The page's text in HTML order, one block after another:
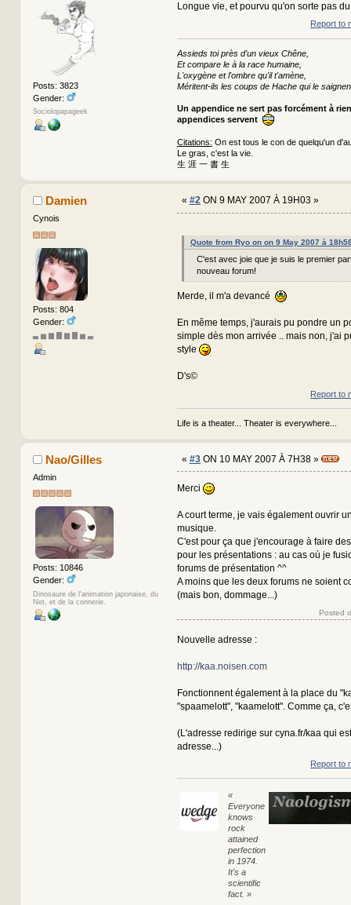
Posts: 3823
Gender:
Sociolopapageek
Longue vie, et pourvu qu'on sorte pas
Report to
Assieds toi près d'un vieux Chêne,
Et compare le à la race humaine,
L'oxygène et l'ombre qu'il t'amène,
Méritent-ils les coups de Hache qui le
Un appendice ne sert pas forcément à
appendices servent
Citations: On est tous le con de quelqu'un
Le gras, c'est la vie.
生 涯 一 書 生
Damien
Cynois
Posts: 804
Gender:
▃ ▅ ▆ ▇ ▆ ▇ ▅ ▃
« #2ON 9 MAY 2007 À 19H03 »
Quote from Ryo on on 9 May 2007 à
C'est avec joie que je suis le premier
nouveau forum!
Merde, il m'a devancé
En même temps, j'aurais pu pondre un
simple dès mon arrivée .. mais non, j'ai
style
D's©
Report to
Life is a theater... Theater is everywhere...
Nao/Gilles
Admin
Posts: 10846
Gender:
Dinosaure de l'animation japonaise, du
Net, et de la connerie.
« #3ON 10 MAY 2007 À 7H38 »
Merci
A court terme, je vais également ouvrir
musique.
C'est pour ça que j'encourage à faire
pour les présentations : au cas où je
forums de présentation ^^
A moins que les deux forums ne soient
(mais bon, dommage...)
Posted
Nouvelle adresse :
http://kaa.noisen.com
Fonctionnent également à la place du
"spaamelott", "kaamelott". Comme ça,
(L'adresse redirige sur cyna.fr/kaa qui
adresse...)
Report to
«
Everyone
knows
rock
attained
perfection
in 1974.
It's a
scientific
fact. »